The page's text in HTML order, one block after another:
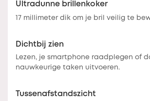
Ultradunne brillenkoker
17 millimeter dik om je bril veilig te
Dichtbij zien
Lezen, je smartphone raadplegen of
nauwkeurige taken uitvoeren.
Tussenafstandszicht